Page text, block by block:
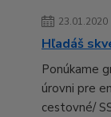
23.01.2020
Hľadáš
Ponúkame
úrovni pre
cestovné/